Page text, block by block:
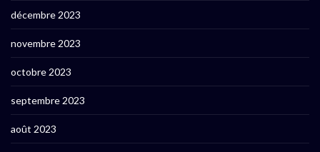
décembre 2023
novembre 2023
octobre 2023
septembre 2023
août 2023